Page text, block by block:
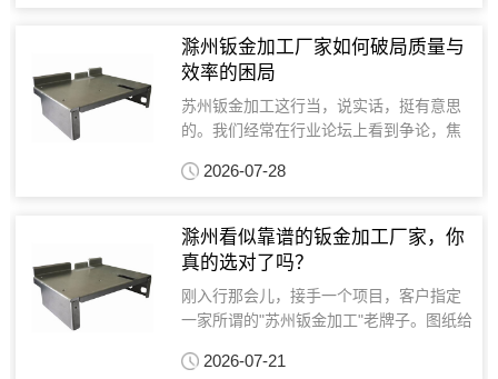
那种别人做不了或者做...
滁州钣金加工厂家如何破局质量与
效率的困局
苏州钣金加工这行当，说实话，挺有意思
的。我们经常在行业论坛上看到争论，焦
开的死结。你想想，精密钣金加工那精度
要抢时间，哪个钣金加...
2026-07-28
滁州看似靠谱的钣金加工厂家，你
真的选对了吗？
刚入行那会儿，接手一个项目，客户指定
一家所谓的"苏州钣金加工"老牌子。图纸给
该没问题。结果呢？一堆次品回来，要么
2026-07-21